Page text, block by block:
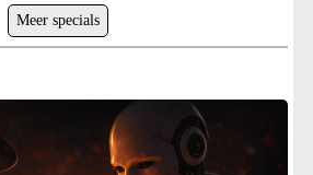
Meer specials